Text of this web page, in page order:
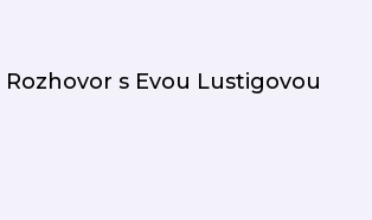
s Evou Lustigovou